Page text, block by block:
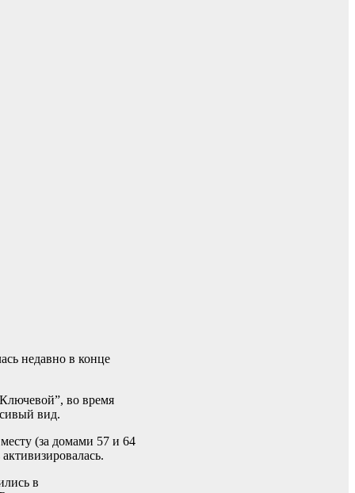
недавно в конце
во время
вид.
(за домами 57 и 64
в